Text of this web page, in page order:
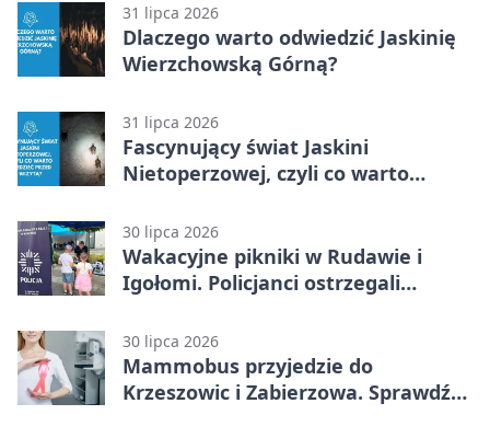
31 lipca 2026
Dlaczego warto odwiedzić Jaskinię
Wierzchowską Górną?
31 lipca 2026
Fascynujący świat Jaskini
Nietoperzowej, czyli co warto
30 lipca 2026
Wakacyjne pikniki w Rudawie i
Igołomi. Policjanci ostrzegali
30 lipca 2026
Mammobus przyjedzie do
Krzeszowic i Zabierzowa. Sprawdź